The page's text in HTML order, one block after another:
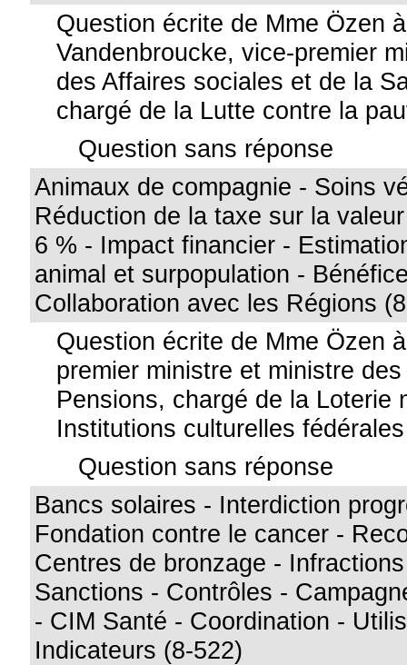
Question écrite de Mme Özen
Vandenbroucke, vice-premier
des Affaires sociales et de la
chargé de la Lutte contre la
Question sans réponse
Animaux de compagnie - Soins
Réduction de la taxe sur la
6 % - Impact financier -
animal et surpopulation -
Collaboration avec les Régions
Question écrite de Mme Özen
premier ministre et ministre
Pensions, chargé de la Loterie
Institutions culturelles fédérales
Question sans réponse
Bancs solaires - Interdiction
Fondation contre le cancer -
Centres de bronzage -
Sanctions - Contrôles -
- CIM Santé - Coordination -
Indicateurs (8-522)